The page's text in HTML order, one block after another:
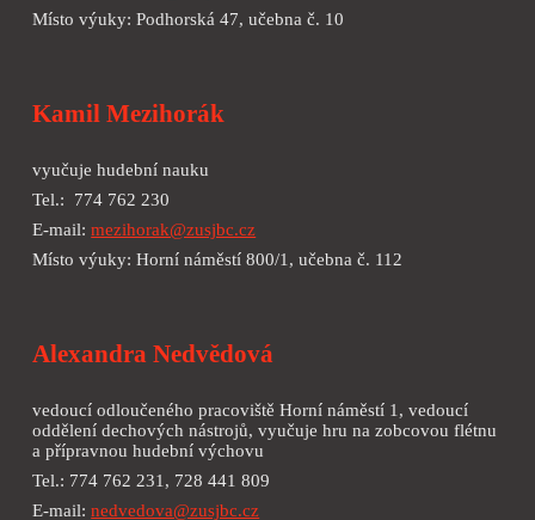
Místo výuky: Podhorská 47, učebna č. 10
Kamil Mezihorák
vyučuje hudební nauku
Tel.: 774 762 230
E-mail:mezihorak@zusjbc.cz
Místo výuky: Horní náměstí 800/1, učebna č. 112
Alexandra Nedvědová
vedoucí odloučeného pracoviště Horní náměstí 1, vedoucí
oddělení dechových nástrojů, vyučuje hru na zobcovou flétnu
a přípravnou hudební výchovu
Tel.: 774 762 231, 728 441 809
E-mail:nedvedova@zusjbc.cz